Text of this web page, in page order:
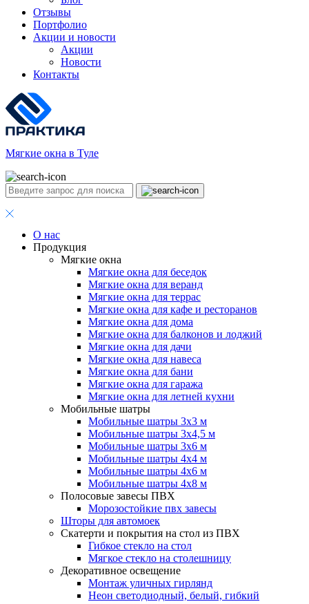
Отзывы
Портфолио
Акции и новости
Акции
Новости
Контакты
Мягкие окна в Туле
О нас
Продукция
Мягкие окна
Мягкие окна для беседок
Мягкие окна для веранд
Мягкие окна для террас
Мягкие окна для кафе и ресторанов
Мягкие окна для дома
Мягкие окна для балконов и лоджий
Мягкие окна для дачи
Мягкие окна для навеса
Мягкие окна для бани
Мягкие окна для гаража
Мягкие окна для летней кухни
Мобильные шатры
Мобильные шатры 3х3 м
Мобильные шатры 3х4,5 м
Мобильные шатры 3х6 м
Мобильные шатры 4х4 м
Мобильные шатры 4х6 м
Мобильные шатры 4х8 м
Полосовые завесы ПВХ
Морозостойкие пвх завесы
Шторы для автомоек
Скатерти и покрытия на стол из ПВХ
Гибкое стекло на стол
Мягкое стекло на столешницу
Декоративное освещение
Монтаж уличных гирлянд
Неон светодиодный, белый, гибкий